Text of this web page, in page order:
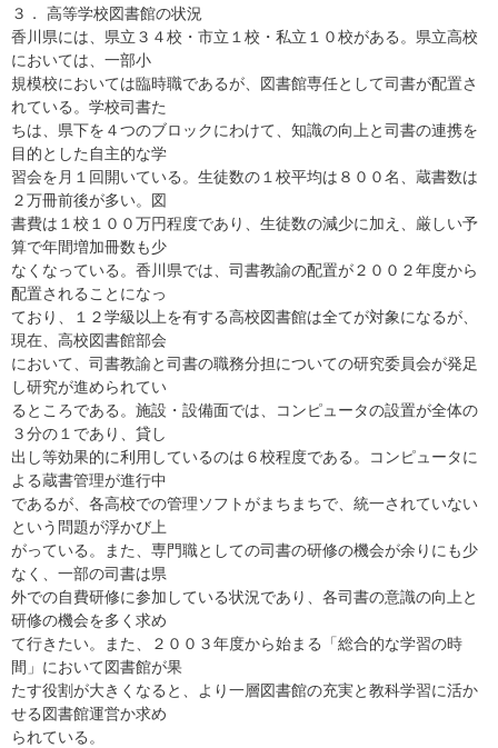
３． 高等学校図書館の状況
香川県には、県立３４校・市立１校・私立１０校がある。県立高校
においては、一部小
規模校においては臨時職であるが、図書館専任として司書が配置さ
れている。学校司書た
ちは、県下を４つのブロックにわけて、知識の向上と司書の連携を
目的とした自主的な学
習会を月１回開いている。生徒数の１校平均は８００名、蔵書数は
２万冊前後が多い。図
書費は１校１００万円程度であり、生徒数の減少に加え、厳しい予
算で年間増加冊数も少
なくなっている。香川県では、司書教諭の配置が２００２年度から
配置されることになっ
ており、１２学級以上を有する高校図書館は全てが対象になるが、
現在、高校図書館部会
において、司書教諭と司書の職務分担についての研究委員会が発足
し研究が進められてい
るところである。施設・設備面では、コンピュータの設置が全体の
３分の１であり、貸し
出し等効果的に利用しているのは６校程度である。コンピュータに
よる蔵書管理が進行中
であるが、各高校での管理ソフトがまちまちで、統一されていない
という問題が浮かび上
がっている。また、専門職としての司書の研修の機会が余りにも少
なく、一部の司書は県
外での自費研修に参加している状況であり、各司書の意識の向上と
研修の機会を多く求め
て行きたい。また、２００３年度から始まる「総合的な学習の時
間」において図書館が果
たす役割が大きくなると、より一層図書館の充実と教科学習に活か
せる図書館運営か求め
られている。